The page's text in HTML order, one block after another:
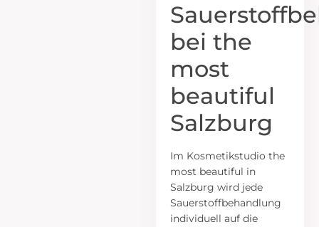
bei the
most
beautiful
Salzburg
Im Kosmetikstudio the
most beautiful in
Salzburg wird jede
Sauerstoffbehandlung
individuell auf die